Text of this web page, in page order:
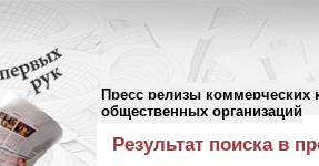
Пресс релизы коммерческих
общественных организаций
Поиск в пресс-релизах//
Результат поиска в